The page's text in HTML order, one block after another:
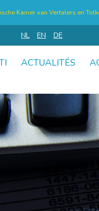
Kamer van Vertalers en
NL EN DE
ACTUALITÉS